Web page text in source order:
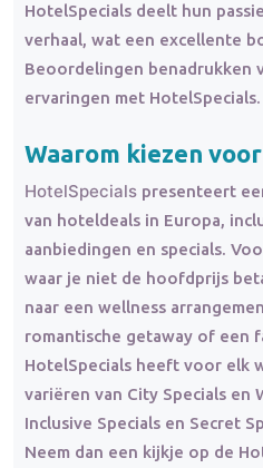
HotelSpecials deelt hun
verhaal, wat een excellente
Beoordelingen benadrukken
ervaringen met HotelSpecials.
Waarom kiezen
HotelSpecials presenteert
van hoteldeals in Europa,
aanbiedingen en specials.
waar je niet de hoofdprijs
naar een wellness
romantische getaway of een
HotelSpecials heeft voor elk
variëren van City Specials en
Inclusive Specials en Secret
Neem dan een kijkje op de